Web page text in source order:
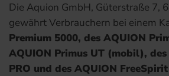
Die Aquion GmbH, Güterstraße 7,
gewährt Verbrauchern bei einem
Premium 5000, des AQUION
AQUION Primus UT (mobil),
PRO und des AQUION FreeSpirit